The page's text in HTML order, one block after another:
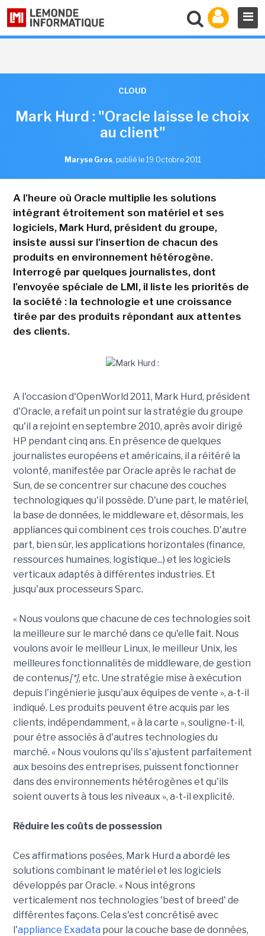
CLOUD
Mark Hurd : "Oracle laisse le choix
au client"
Maryse Gros, publié le 19 Octobre 2011
A l'heure où Oracle multiplie les solutions
intégrant étroitement son matériel et ses
logiciels, Mark Hurd, président du groupe,
insiste aussi sur l'insertion de chacun des
produits en environnement hétérogène.
Interrogé par quelques journalistes, dont
l'envoyée spéciale de LMI, il liste les priorités de
la société : la technologie et une croissance
tirée par des produits répondant aux attentes
des clients.
A l'occasion d'OpenWorld 2011, Mark Hurd, président
d'Oracle, a refait un point sur la stratégie du groupe
qu'il a rejoint en septembre 2010, après avoir dirigé
HP pendant cinq ans. En présence de quelques
journalistes européens et américains, il a réitéré la
volonté, manifestée par Oracle après le rachat de
Sun, de se concentrer sur chacune des couches
technologiques qu'il possède. D'une part, le matériel,
la base de données, le middleware et, désormais, les
appliances qui combinent ces trois couches. D'autre
part, bien sûr, les applications horizontales (finance,
ressources humaines, logistique...) et les logiciels
verticaux adaptés à différentes industries. Et
jusqu'aux processeurs Sparc.
« Nous voulons que chacune de ces technologies soit
la meilleure sur le marché dans ce qu'elle fait. Nous
voulons avoir le meilleur Linux, le meilleur Unix, les
meilleures fonctionnalités de middleware, de gestion
de contenus[*], etc. Une stratégie mise à exécution
depuis l'ingénierie jusqu'aux équipes de vente », a-t-il
indiqué. Les produits peuvent être acquis par les
clients, indépendamment, « à la carte », souligne-t-il,
pour être associés à d'autres technologies du
marché. « Nous voulons qu'ils s'ajustent parfaitement
aux besoins des entreprises, puissent fonctionner
dans des environnements hétérogènes et qu'ils
soient ouverts à tous les niveaux », a-t-il explicité.
Réduire les coûts de possession
Ces affirmations posées, Mark Hurd a abordé les
solutions combinant le matériel et les logiciels
développés par Oracle. « Nous intégrons
verticalement nos technologies 'best of breed' de
différentes façons. Cela s'est concrétisé avec
l'appliance Exadata pour la couche base de données,